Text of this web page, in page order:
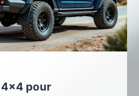
4×4 pour